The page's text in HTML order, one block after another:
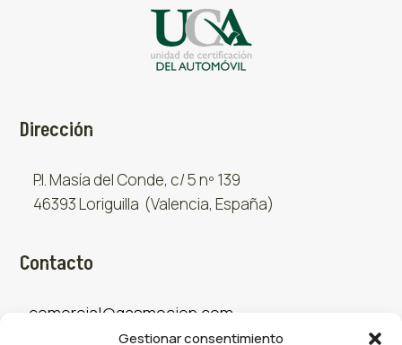
Gestionar consentimiento
Dirección
P.I. Masía del Conde, c/ 5 nº 139
46393 Loriguilla (Valencia, España)
Contacto
comercial@gasmocion.com